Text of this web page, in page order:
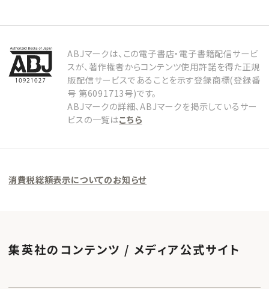
ABJマークは、この電子書店・電子書籍配信サービ
スが、著作権者からコンテンツ使用許諾を得た正規
版配信サービスであることを示す登録商標(登録番
号 第6091713号)です。
ABJマークの詳細、ABJマークを掲示しているサー
ビスの一覧はこちら
消費税総額表示についてのお知らせ
集英社のコンテンツ / メディア公式サイト